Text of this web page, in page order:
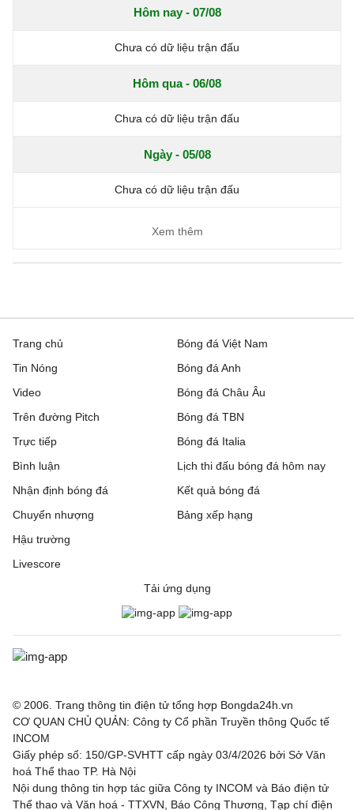
Hôm nay - 07/08
Chưa có dữ liệu trận đấu
Hôm qua - 06/08
Chưa có dữ liệu trận đấu
Ngày - 05/08
Chưa có dữ liệu trận đấu
Xem thêm
Trang chủ
Tin Nóng
Video
Trên đường Pitch
Trực tiếp
Bóng đá Việt Nam
Bóng đá Anh
Bóng đá Châu Âu
Bóng đá TBN
Bóng đá Italia
Bình luận
Nhận định bóng đá
Chuyển nhượng
Hậu trường
Livescore
Lịch thi đấu bóng đá hôm nay
Kết quả bóng đá
Bảng xếp hạng
Tải ứng dụng
© 2006. Trang thông tin điện tử tổng hợp Bongda24h.vn
CƠ QUAN CHỦ QUẢN: Công ty Cổ phần Truyền thông Quốc tế
INCOM
Giấy phép số: 150/GP-SVHTT cấp ngày 03/4/2026 bởi Sở Văn
hoá Thể thao TP. Hà Nội
Nội dung thông tin hợp tác giữa Công ty INCOM và Báo điện tử
Thể thao và Văn hoá - TTXVN, Báo Công Thương, Tạp chí điện